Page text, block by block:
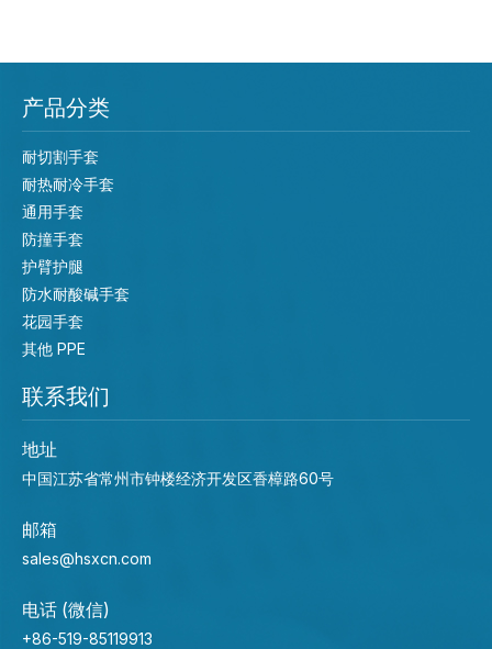
产品分类
耐切割手套
耐热耐冷手套
通用手套
防撞手套
护臂护腿
防水耐酸碱手套
花园手套
其他 PPE
联系我们
地址
中国江苏省常州市钟楼经济开发区香樟路60号
邮箱
sales@hsxcn.com
电话 (微信)
+86-519-85119913